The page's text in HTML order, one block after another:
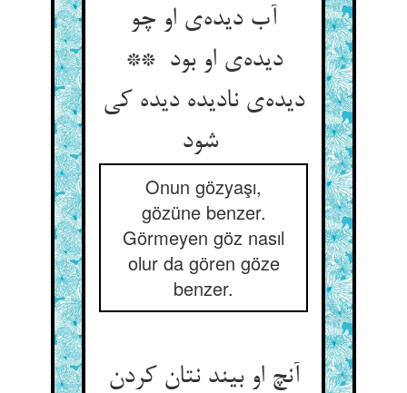
آب دیده‌ی او چو
دیده‌ی او بود **
دیده‌ی نادیده دیده کی
شود
Onun gözyaşı,
gözüne benzer.
Görmeyen göz nasıl
olur da gören göze
benzer.
آنچ او بیند نتان کردن